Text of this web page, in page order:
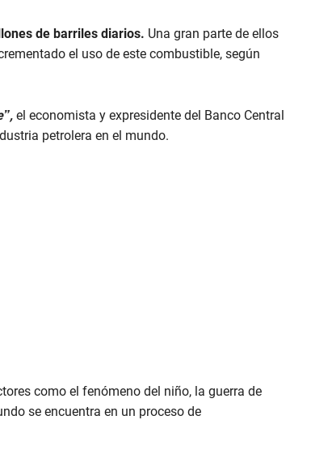
de barriles diarios. Una gran parte de ellos
el uso de este combustible, según
el economista y expresidente del Banco Central
petrolera en el mundo.
como el fenómeno del niño, la guerra de
se encuentra en un proceso de